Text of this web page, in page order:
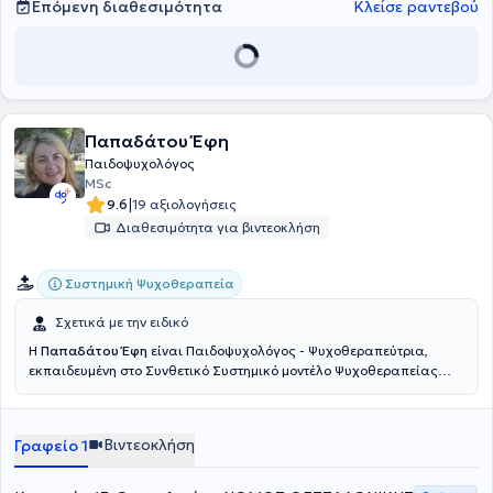
Επόμενη διαθεσιμότητα Κλείσε ραντεβού
Παπαδάτου Έφη
Παιδοψυχολόγος
MSc
9.6|19 αξιολογήσεις
Διαθεσιμότητα για βιντεοκλήση
Συστημική Ψυχοθεραπεία
Σχετικά με την ειδικό
Η Παπαδάτου Έφη είναι Παιδοψυχολόγος - Ψυχοθεραπεύτρια,
εκπαιδευμένη στο Συνθετικό Συστημικό μοντέλο Ψυχοθεραπείας
σπουδές στην Παιδοψυχολογία στο UCLAN και πιστοποίηση στη
Πτυχίο Κλινικής Ψυχολογίας: " Bachelor of Science in Clinical
Psychology -University of Central Lancashire" Αναγνωρισμένο από
το Υπουργείο Παιδείας και έχει πραγματοποιήσει επιμορφωτικό
Γραφείο 1 Βιντεοκλήση